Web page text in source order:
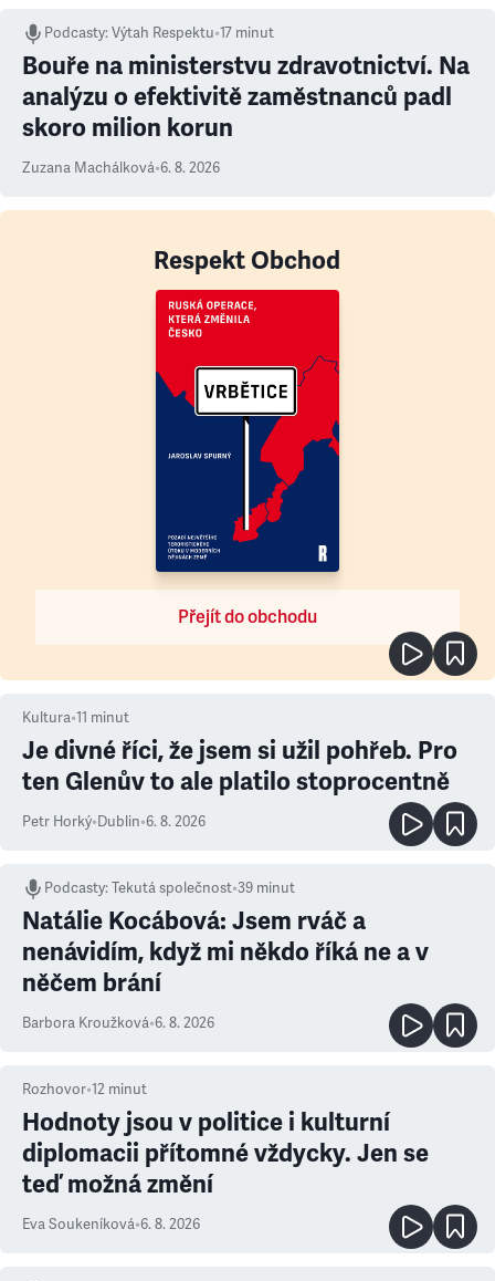
Podcasty:Výtah Respektu•17 minut
Bouře na ministerstvu zdravotnictví. Na
analýzu o efektivitě zaměstnanců padl
skoro milion korun
Zuzana Machálková•6. 8. 2026
Respekt Obchod
Přejít do obchodu
Kultura•11 minut
Je divné říci, že jsem si užil pohřeb. Pro
ten Glenův to ale platilo stoprocentně
Petr Horký•Dublin•6. 8. 2026
Podcasty:Tekutá společnost•39 minut
Natálie Kocábová: Jsem rváč a
nenávidím, když mi někdo říká ne a v
něčem brání
Barbora Kroužková•6. 8. 2026
Rozhovor•12 minut
Hodnoty jsou v politice i kulturní
diplomacii přítomné vždycky. Jen se
teď možná změní
Eva Soukeníková•6. 8. 2026